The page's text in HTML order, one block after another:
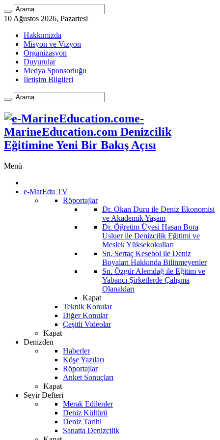
10 Ağustos 2026, Pazartesi
Hakkımızda
Misyon ve Vizyon
Organizasyon
Duyurular
Medya Sponsorluğu
İletişim Bilgileri
e-
MarineEducation.com Denizcilik
Eğitimine Yeni Bir Bakış Açısı
Menü
e-MarEdu TV
Röportajlar
Dr. Okan Duru ile Deniz Ekonomisi
ve Akademik Yaşam
Dr. Öğretim Üyesi Hasan Bora
Usluer ile Denizcilik Eğitimi ve
Meslek Yüksekokulları
Sn. Sertaç Kesebol ile Deniz
Boyaları Hakkında Bilinmeyenler
Sn. Özgür Alemdağ ile Eğitim ve
Yabancı Şirketlerde Çalışma
Olanakları
Kapat
Teknik Konular
Diğer Konular
Çeşitli Videolar
Kapat
Denizden
Haberler
Köşe Yazıları
Röportajlar
Anket Sonuçları
Kapat
Seyir Defteri
Merak Edilenler
Deniz Kültürü
Deniz Tarihi
Sanatta Denizcilik